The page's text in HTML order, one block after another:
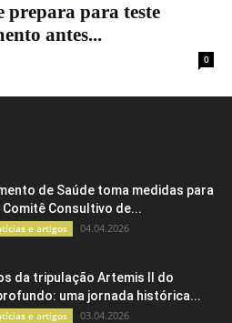
prepara para teste
antes...
0
de Saúde toma medidas para
Comitê Consultivo de...
e artigos 04.04.2026
da tripulação Artemis II do
uma jornada histórica...
e artigos 03.04.2026